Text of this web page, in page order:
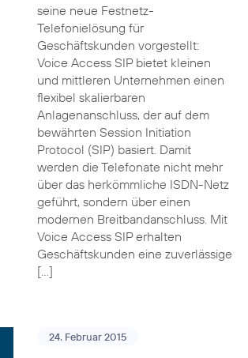
seine neue Festnetz-
Telefonielösung für
Geschäftskunden vorgestellt:
Voice Access SIP bietet kleinen
und mittleren Unternehmen einen
flexibel skalierbaren
Anlagenanschluss, der auf dem
bewährten Session Initiation
Protocol (SIP) basiert. Damit
werden die Telefonate nicht mehr
über das herkömmliche ISDN-Netz
geführt, sondern über einen
modernen Breitbandanschluss. Mit
Voice Access SIP erhalten
Geschäftskunden eine zuverlässige
[…]
24. Februar 2015